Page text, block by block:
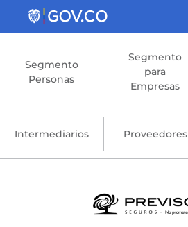
Saltar al contenido principal
Segmento
Personas
Segmento
para
Empresas
Intermediarios Proveedores